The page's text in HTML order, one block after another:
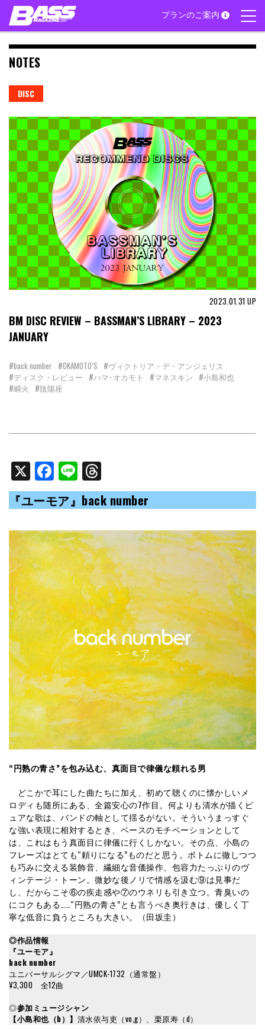
Skip
content
プランのご案内
NOTES
DISC
2023.01.31 UP
BM DISC REVIEW – BASSMAN’S LIBRARY – 2023
JANUARY
#back number #OKAMOTO’S #ヴィクトリア・デ・アンジェリス
#ディスク・レビュー #ハマ･オカモト #マネスキン #小島和也
#瞬火
#陰陽座
X Facebook
Line
『ユーモア』back number
“円熟の青さ”を包み込む、真面目で律儀な頼れる男
どこかで耳にした曲たちに加え、初めて聴くのに懐かしいメ
ロディも随所にある、全篇安心の7作目。何よりも清水が描くピ
ュアな歌は、バンドの軸として揺るがない。そういうまっすぐ
な強い表現に相対するとき、ベースのモチベーションとして
は、これはもう真面目に律儀に行くしかない。その点、小島の
フレーズはとても“頼りになる”ものだと思う。ボトムに徹しつつ
も巧みに交える装飾音、繊細な音価操作、包容力たっぷりのヴ
ィンテージ・トーン。微妙な後ノリで情感を汲む⑨は見事だ
し、だからこそ⑥の疾走感や⑦のウネリも引き立つ。青臭いの
にコクもある……“円熟の青さ”とも言うべき奥行きは、優しく丁
寧な低音に負うところも大きい。（田坂圭）
◎作品情報
『ユーモア』
back number
ユニバーサルシグマ／UMCK-1732（通常盤）
¥3,300 全12曲
◎参加ミュージシャン
【小島和也（b）】 清水依与吏（vo,g）、栗原寿（d）